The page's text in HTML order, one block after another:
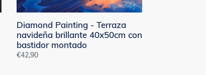
montado
Diamond Painting - Terraza
navideña brillante 40x50cm con
bastidor montado
Precio
€42,90